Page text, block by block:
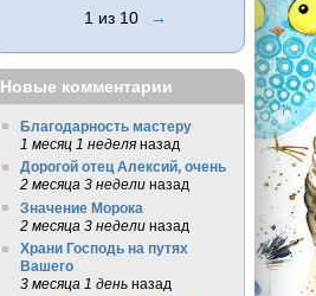
1 из 10 →
Новые комментарии
Благодарность мастеру
1 месяц 1 неделяназад
Дорогой отец Алексий, очень
2 месяца 3 неделиназад
Значение Морока
2 месяца 3 неделиназад
Храни Господь на путях
Вашего
3 месяца 1 деньназад